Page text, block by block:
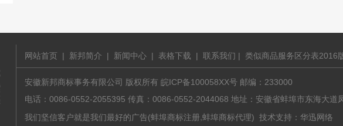
网站首页 | 新邦简介 | 新闻中心 | 表格下载 | 联系我们 | 类似商品服务区分表2016
安徽新邦商标事务有限公司 版权所有 皖ICP备100058XX号 邮编：233000
电话：0086-0552-2055395 传真：0086-0552-2044068 地址：安徽省蚌埠市东海大道
我们坚信客户就是我们最好的广告(蚌埠商标注册,蚌埠商标代理) 技术支持： 华迅网络